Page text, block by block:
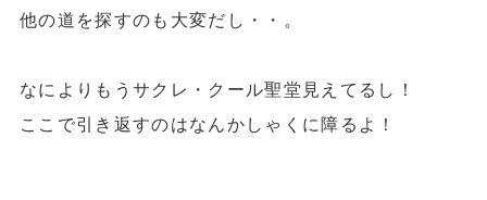
他の道を探すのも大変だし・・。
なにより もうサクレ・クール聖堂見えてるし！
ここで引き返すのはなんかしゃくに障るよ！